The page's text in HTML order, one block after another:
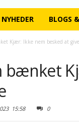
NYHEDER BLOGS
Kjær: Ikke nem besked at give
bænket
15:58 0